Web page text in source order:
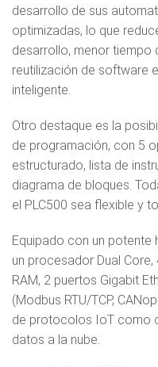
desarrollo de sus
optimizadas, lo que
desarrollo, menor tiempo
reutilización de software
inteligente.
Otro destaque es la
de programación, con 5
estructurado, lista de
diagrama de bloques.
el PLC500 sea flexible y
Equipado con un potente
un procesador Dual
RAM, 2 puertos Gigabit
(Modbus RTU/TCP,
de protocolos IoT como
datos a la nube.